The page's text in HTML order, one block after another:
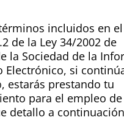
incluidos en el
de la Ley 34/2002 de
la Sociedad de la
Electrónico, si
estarás prestando tu
para el empleo de
detallo a